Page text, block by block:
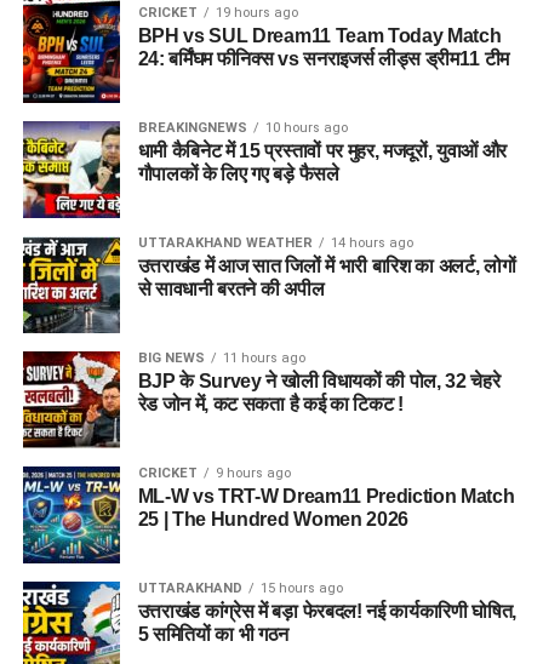
CRICKET 19 hours ago
BPH vs SUL Dream11 Team Today Match
24: बर्मिंघम फीनिक्स vs सनराइजर्स लीड्स ड्रीम11 टीम
BREAKINGNEWS 10 hours ago
धामी कैबिनेट में 15 प्रस्तावों पर मुहर, मजदूरों, युवाओं और
गौपालकों के लिए गए बड़े फैसले
UTTARAKHAND WEATHER 14 hours ago
उत्तराखंड में आज सात जिलों में भारी बारिश का अलर्ट, लोगों
से सावधानी बरतने की अपील
BIG NEWS 11 hours ago
BJP के Survey ने खोली विधायकों की पोल, 32 चेहरे
रेड जोन में, कट सकता है कई का टिकट !
CRICKET 9 hours ago
ML-W vs TRT-W Dream11 Prediction Match
25 | The Hundred Women 2026
UTTARAKHAND 15 hours ago
उत्तराखंड कांग्रेस में बड़ा फेरबदल! नई कार्यकारिणी घोषित,
5 समितियों का भी गठन